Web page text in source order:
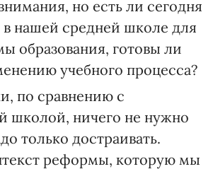
но есть ли сегодня
нашей средней школе для
образования, готовы ли
учебного процесса?
по сравнению с
школой, ничего не нужно
только достраивать.
реформы, которую мы